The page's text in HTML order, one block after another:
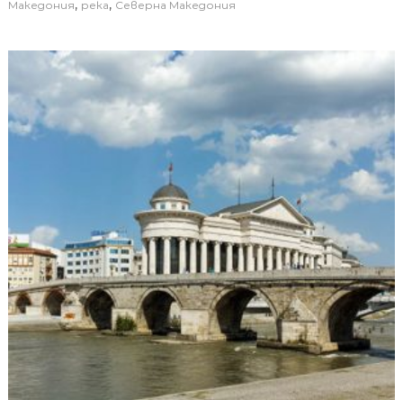
Македония, река, Северна Македония